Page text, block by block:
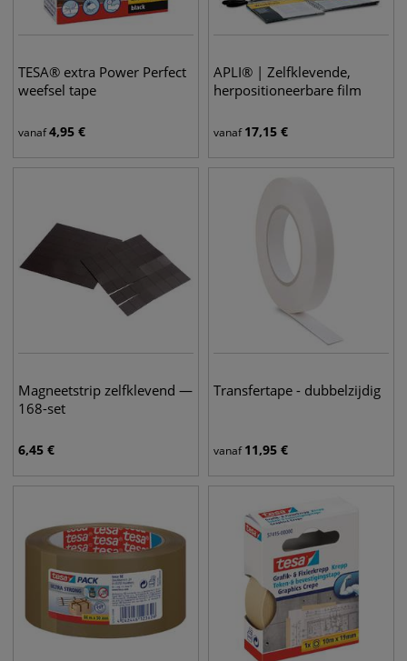
TESA® extra Power Perfect
weefsel tape
vanaf4,95 €
APLI® | Zelfklevende,
herpositioneerbare film
vanaf 17,15 €
Magneetstrip zelfklevend —
168-set
6,45 €
Transfertape - dubbelzijdig
vanaf 11,95 €